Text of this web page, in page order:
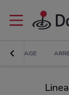
BRICOLAGE